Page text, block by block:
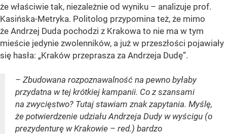
że właściwie tak, niezależnie od wyniku – analizuje prof.
Kasińska-Metryka. Politolog przypomina też, że mimo
że Andrzej Duda pochodzi z Krakowa to nie ma w tym
mieście jedynie zwolenników, a już w przeszłości pojawiały
się hasła: „Kraków przeprasza za Andrzeja Dudę”.
– Zbudowana rozpoznawalność na pewno byłaby
przydatna w tej krótkiej kampanii. Co z szansami
na zwycięstwo? Tutaj stawiam znak zapytania. Myślę,
że potwierdzenie udziału Andrzeja Dudy w wyścigu (o
prezydenturę w Krakowie – red.) bardzo